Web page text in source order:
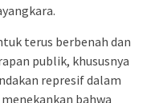
terus berbenah dan
publik, khususnya
represif dalam
bahwa